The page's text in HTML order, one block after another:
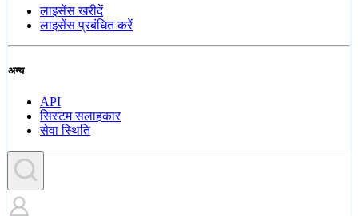
लाइसेंस खरीदें
लाइसेंस प्रबंधित करें
अन्य
API
सिस्टम सलाहकार
सेवा स्थिति